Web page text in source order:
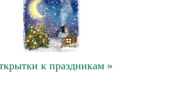
к праздникам »